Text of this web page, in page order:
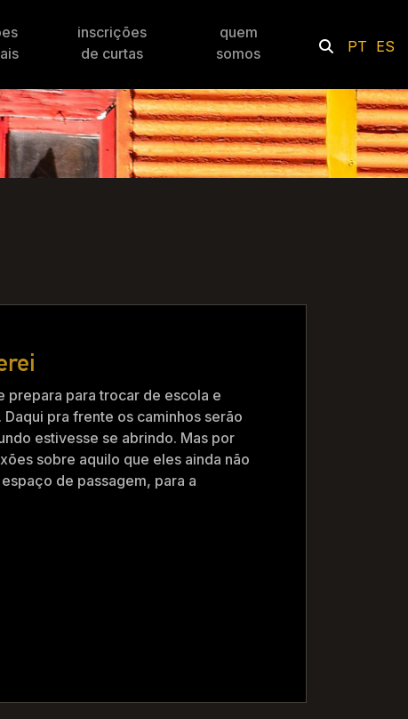
inscrições
de curtas
quem
somos
PT ES
prepara para trocar de escola e
pra frente os caminhos serão
estivesse se abrindo. Mas por
sobre aquilo que eles ainda não
de passagem, para a